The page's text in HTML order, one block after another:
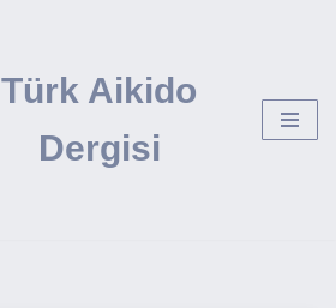
Türk Aikido
Dergisi